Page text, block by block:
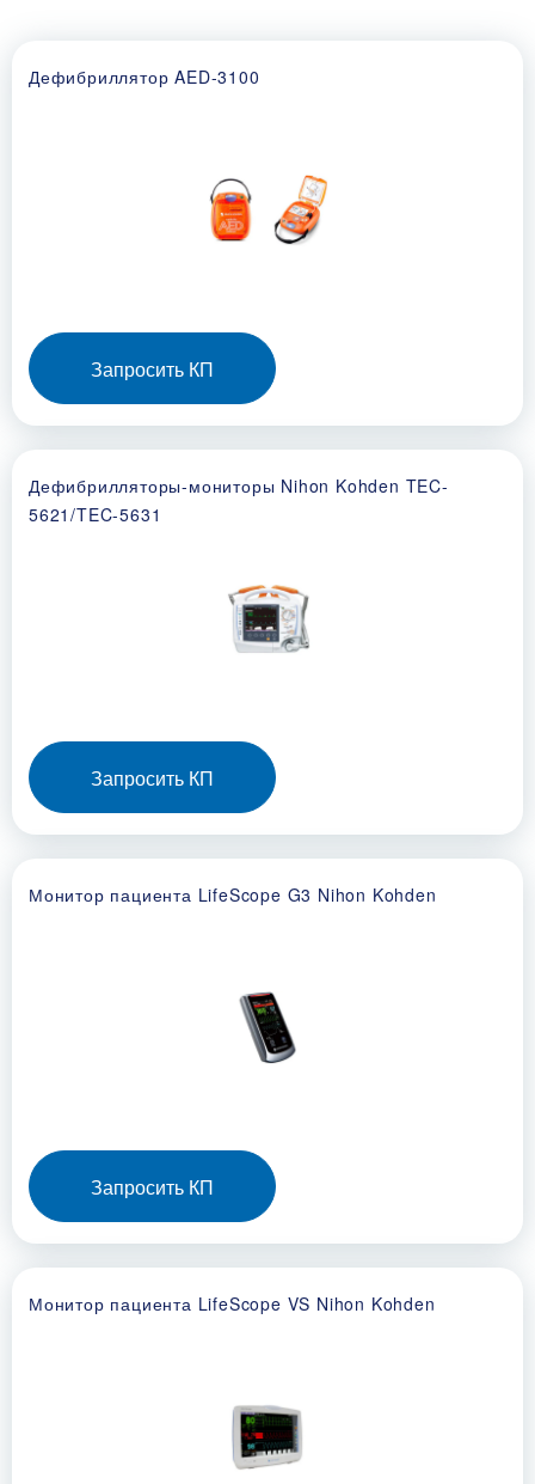
Дефибриллятор AED-3100
Запросить КП
Дефибрилляторы-мониторы Nihon Kohden TEC-
5621/TEC-5631
Запросить КП
Монитор пациента LifeScope G3 Nihon Kohden
Запросить КП
Монитор пациента LifeScope VS Nihon Kohden